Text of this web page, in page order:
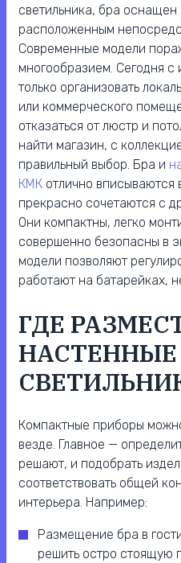
светильника, бра
расположенным
Современные модели
многообразием. Сегодня
только организовать
или коммерческого
отказаться от люстр и
найти магазин, с
правильный выбор. Бра и
КМК отлично вписываются
прекрасно сочетаются с
Они компактны, легко
совершенно безопасны в
модели позволяют
работают на батарейках,
ГДЕ
НАСТЕННЫЕ
Компактные приборы
везде. Главное —
решают, и подобрать
соответствовать общей
интерьера. Например:
Размещение бра в
решить остро стоящую